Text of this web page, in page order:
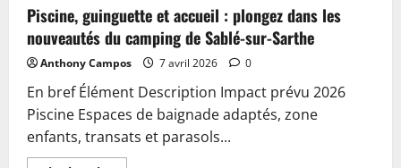
Piscine, guinguette et accueil : plongez dans les
nouveautés du camping de Sablé-sur-Sarthe
Anthony Campos 7 avril 2026 0
En bref Élément Description Impact prévu 2026
Piscine Espaces de baignade adaptés, zone
enfants, transats et parasols...